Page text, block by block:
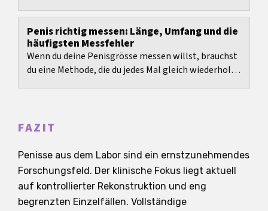
Selbstauskunft,...
Penis richtig messen: Länge, Umfang und die
häufigsten Messfehler
Wenn du deine Penisgrösse messen willst, brauchst
du eine Methode, die du jedes Mal gleich wiederholen
FAZIT
Penisse aus dem Labor sind ein ernstzunehmendes
Forschungsfeld. Der klinische Fokus liegt aktuell
auf kontrollierter Rekonstruktion und eng
begrenzten Einzelfällen. Vollständige